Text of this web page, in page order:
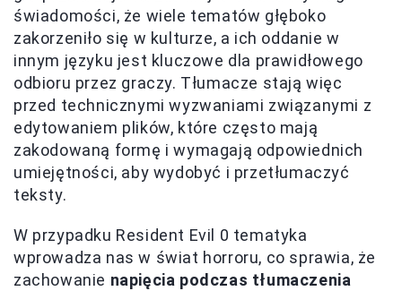
świadomości, że wiele tematów głęboko
zakorzeniło się w kulturze, a ich oddanie w
innym języku jest kluczowe dla prawidłowego
odbioru przez graczy. Tłumacze stają więc
przed technicznymi wyzwaniami związanymi z
edytowaniem plików, które często mają
zakodowaną formę i wymagają odpowiednich
umiejętności, aby wydobyć i przetłumaczyć
teksty.
W przypadku Resident Evil 0 tematyka
wprowadza nas w świat horroru, co sprawia, że
zachowanie napięcia podczas tłumaczenia